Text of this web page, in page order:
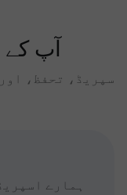
آپ کے
سپریڈ، تحفظ،
ہمارے